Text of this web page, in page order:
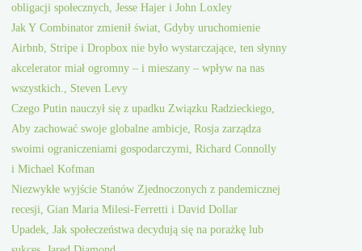
obligacji społecznych, Jesse Hajer i John Loxley
Jak Y Combinator zmienił świat, Gdyby uruchomienie
Airbnb, Stripe i Dropbox nie było wystarczające, ten słynny
akcelerator miał ogromny – i mieszany – wpływ na nas
wszystkich., Steven Levy
Czego Putin nauczył się z upadku Związku Radzieckiego,
Aby zachować swoje globalne ambicje, Rosja zarządza
swoimi ograniczeniami gospodarczymi, Richard Connolly
i Michael Kofman
Niezwykłe wyjście Stanów Zjednoczonych z pandemicznej
recesji, Gian Maria Milesi-Ferretti i David Dollar
Upadek, Jak społeczeństwa decydują się na porażkę lub